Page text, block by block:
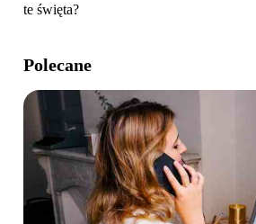
te święta?
Polecane